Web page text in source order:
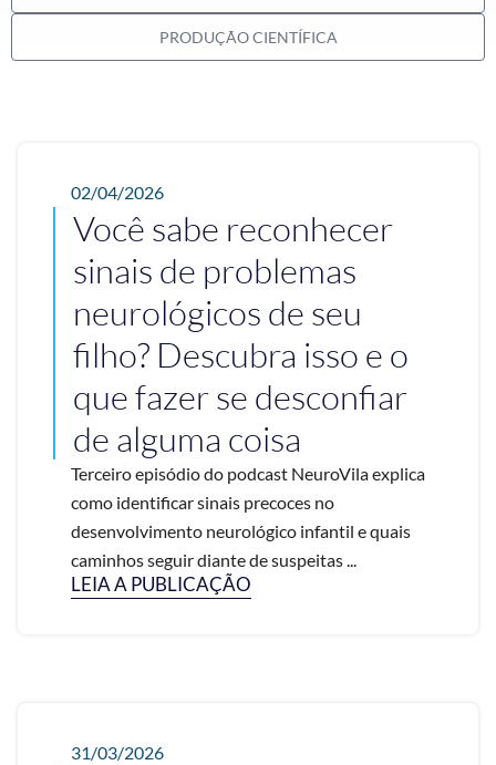
PRODUÇÃO CIENTÍFICA
02/04/2026
Você sabe reconhecer
sinais de problemas
neurológicos de seu
filho? Descubra isso e o
que fazer se desconfiar
de alguma coisa
Terceiro episódio do podcast NeuroVila explica
como identificar sinais precoces no
desenvolvimento neurológico infantil e quais
caminhos seguir diante de suspeitas ...
LEIA A PUBLICAÇÃO
31/03/2026